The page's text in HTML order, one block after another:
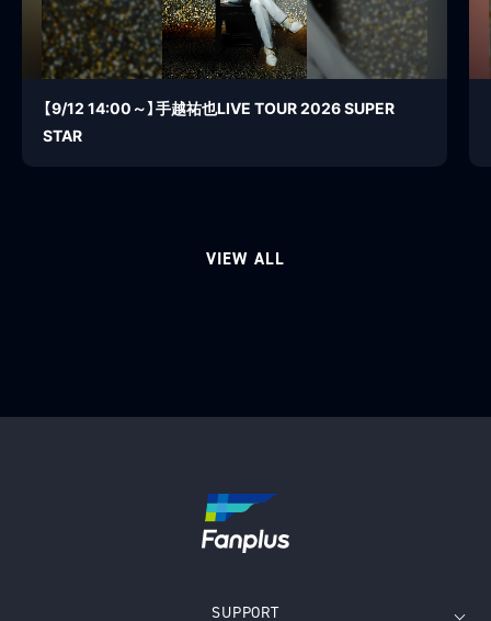
【9/12 14:00～】手越祐也LIVE TOUR 2026 SUPER
STAR
VIEW ALL
SUPPORT